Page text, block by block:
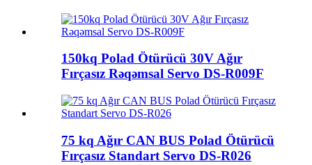
150kq Polad Ötürücü 30V Ağır
Fırçasız Rəqəmsal Servo DS-R009F
75 kq Ağır CAN BUS Polad Ötürücü
Fırçasız Standart Servo DS-R026